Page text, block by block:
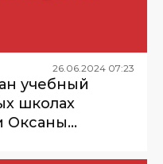
26 06 2024 07:23
учебный
школах
Оксаны